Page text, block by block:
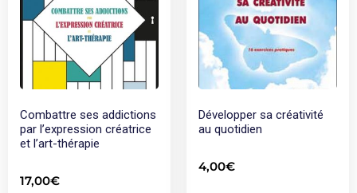
Combattre ses addictions
par l’expression créatrice
et l’art-thérapie
17,00€
Développer sa créativité
au quotidien
4,00€